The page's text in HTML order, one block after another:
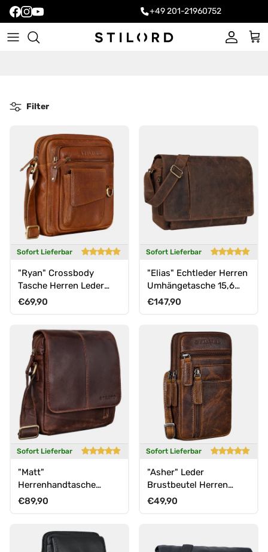
+49 201-21960752
Konto
Filter
Sofort Lieferbar
"Ryan" Crossbody
Tasche Herren Leder
zum Umhängen Vintage
Normaler Preis
€69,90
Sofort Lieferbar
"Elias" Echtleder Herren
Umhängetasche 15,6
Zoll Businesstasche
Normaler Preis
€147,90
Sofort Lieferbar
"Matt"
Herrenhandtasche
Leder Umhängetasche
Normaler Preis
€89,90
Sofort Lieferbar
"Asher" Leder
Brustbeutel Herren
Vintage Gürteltasche
Normaler Preis
€49,90